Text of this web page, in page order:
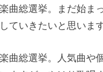
曲総選挙。まだ始ま
ていきたいと思います
曲総選挙。人気曲や